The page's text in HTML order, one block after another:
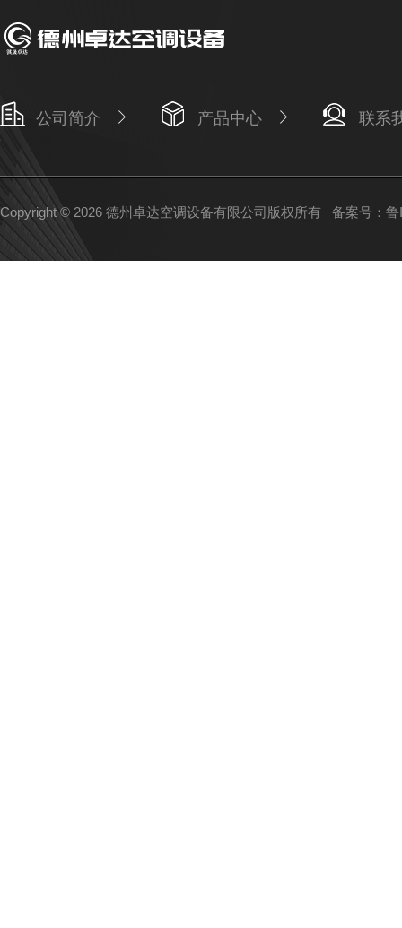
公司简介 产品中心 联系
Copyright © 2026 德州卓达空调设备有限公司版权所有 备案号：